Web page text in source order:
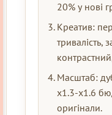
20% у нові
Креатив:
тривалість,
Масштаб:
x1.3-x1.6
оригінали.